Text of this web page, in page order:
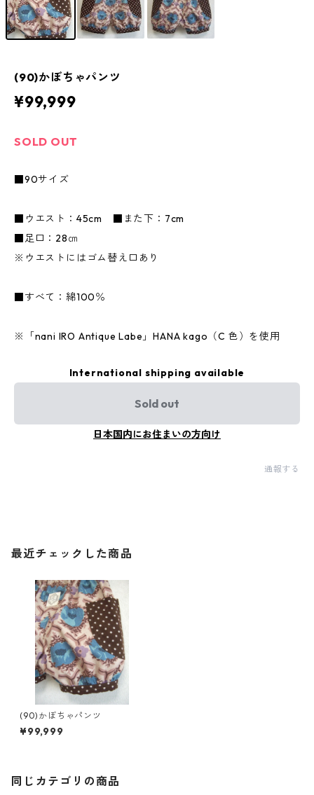
(90)かぼちゃパンツ
¥99,999
SOLD OUT
■90サイズ
■ウエスト：45cm ■また下：7cm
■足口：28㎝
※ウエストにはゴム替え口あり
■すべて：綿100％
※「nani IRO Antique Labe」HANA kago（C 色）を使用
International shipping available
Sold out
日本国内にお住まいの方向け
通報する
最近チェックした商品
(90)かぼちゃパンツ
¥99,999
同じカテゴリの商品